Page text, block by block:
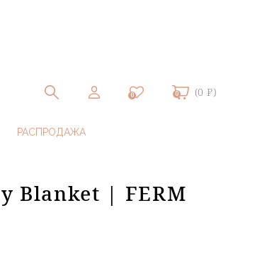
0 0 (0 ₽)
Blanket | FERM